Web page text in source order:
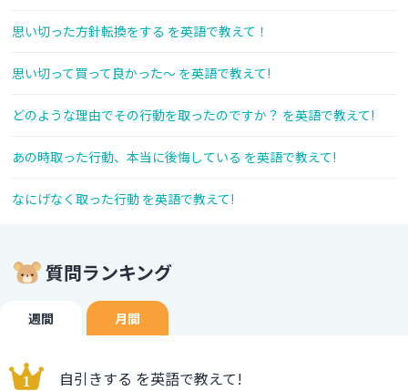
思い切った方針転換をする を英語で教えて！
思い切って買って良かった～ を英語で教えて!
どのような理由でその行動を取ったのですか？ を英語で教えて!
あの時取った行動、本当に後悔している を英語で教えて!
なにげなく取った行動 を英語で教えて!
質問ランキング
週間 月間
自引きする を英語で教えて!